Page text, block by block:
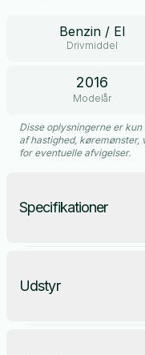
Benzin / El
Drivmiddel
2016
Modelår
Disse oplysningerne er
af hastighed,
for eventuelle afvigelser.
Specifikationer
Udstyr